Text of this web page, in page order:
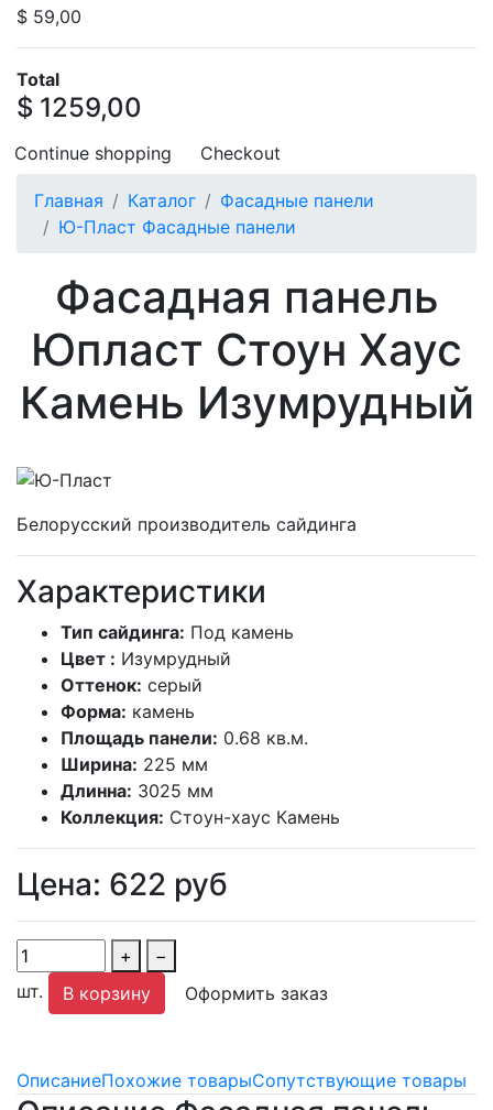
$ 59,00
Total
$ 1259,00
Continue shopping Checkout
Главная Каталог
Фасадные панели
Ю-Пласт Фасадные панели
Фасадная панель
Юпласт Стоун Хаус
Камень Изумрудный
Белорусский производитель сайдинга
Характеристики
Тип сайдинга: Под камень
Цвет : Изумрудный
Оттенок: серый
Форма: камень
Площадь панели: 0.68 кв.м.
Ширина: 225 мм
Длинна: 3025 мм
Коллекция: Стоун-хаус Камень
Цена: 622 руб
+
−
шт.
В корзину Оформить заказ
ОписаниеПохожие товарыСопутствующие товары